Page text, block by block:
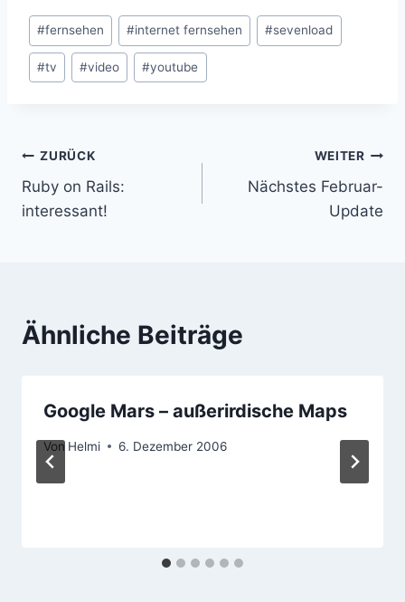
Schlagworte:
#fernsehen #internet fernsehen #sevenload
#tv #video #youtube
Beitragsnavigation
ZURÜCK
Ruby on Rails:
interessant!
WEITER
Nächstes Februar-
Update
Ähnliche Beiträge
Google Mars – außerirdische Maps
Von Helmi 6. Dezember 2006